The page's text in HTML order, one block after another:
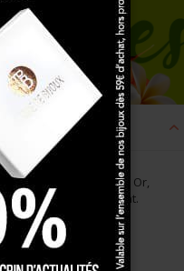
forçat en Plaqué Or,
France, artisanalement.